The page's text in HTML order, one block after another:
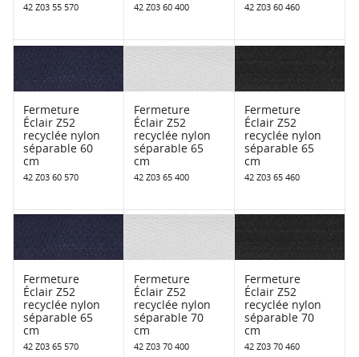
42 Z03 55 570 42 Z03 60 400 42 Z03 60 460
Fermeture
Éclair Z52
recyclée nylon
séparable 60
cm
42 Z03 60 570
Fermeture
Éclair Z52
recyclée nylon
séparable 65
cm
42 Z03 65 400
Fermeture
Éclair Z52
recyclée nylon
séparable 65
cm
42 Z03 65 460
Fermeture
Éclair Z52
recyclée nylon
séparable 65
cm
42 Z03 65 570
Fermeture
Éclair Z52
recyclée nylon
séparable 70
cm
42 Z03 70 400
Fermeture
Éclair Z52
recyclée nylon
séparable 70
cm
42 Z03 70 460